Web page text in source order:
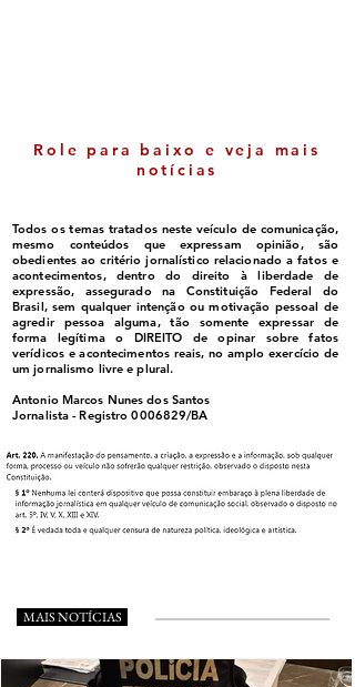
Role para baixo e veja mais
notícias
Todos os temas tratados neste veículo de comunicação,
mesmo conteúdos que expressam opinião, são
obedientes ao critério jornalístico relacionado a fatos e
acontecimentos, dentro do direito à liberdade de
expressão, assegurado na Constituição Federal do
Brasil, sem qualquer intenção ou motivação pessoal de
agredir pessoa alguma, tão somente expressar de
forma legítima o DIREITO de opinar sobre fatos
verídicos e acontecimentos reais, no amplo exercício de
um jornalismo livre e plural.
Antonio Marcos Nunes dos Santos
Jornalista - Registro0006829/BA
MAIS NOTÍCIAS